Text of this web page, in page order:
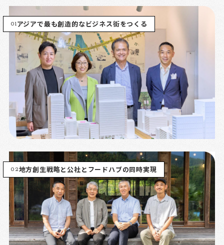
01アジアで最も創造的なビジネス街をつくる
02地方創生戦略と公社とフードハブの同時実現